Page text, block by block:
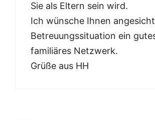
Sie als Eltern sein wird.
Ich wünsche Ihnen
Betreuungssituation ein
familiäres Netzwerk.
Grüße aus HH